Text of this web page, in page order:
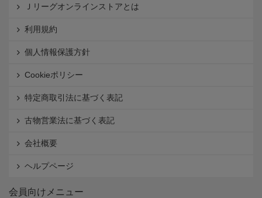
Ｊリーグオンラインストアとは
利用規約
個人情報保護方針
Cookieポリシー
特定商取引法に基づく表記
古物営業法に基づく表記
会社概要
ヘルプページ
会員向けメニュー